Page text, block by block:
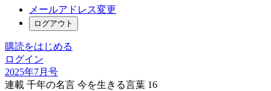
メールアドレス変更
ログアウト
購読をはじめる
ログイン
2025年7月号
連載 千年の名言 今を生きる言葉 16